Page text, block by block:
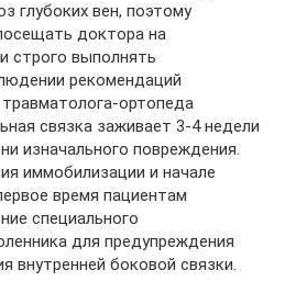
глубоких вен, поэтому
доктора на
строго выполнять
рекомендаций
ортопеда
связка заживает 3-4 недели
изначального повреждения.
иммобилизации и начале
время пациентам
специального
для предупреждения
внутренней боковой связки.